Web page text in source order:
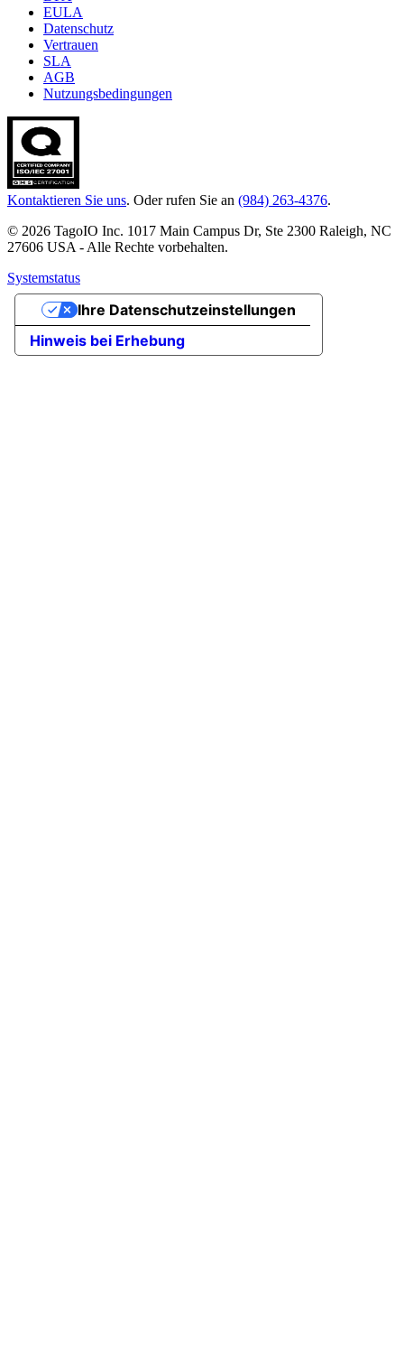
EULA
Datenschutz
Vertrauen
SLA
AGB
Nutzungsbedingungen
Kontaktieren Sie uns. Oder rufen Sie an (984) 263-4376.
© 2026 TagoIO Inc. 1017 Main Campus Dr, Ste 2300 Raleigh, NC
27606 USA - Alle Rechte vorbehalten.
Systemstatus
Hinweis bei Erhebung
Ihre Datenschutzeinstellungen